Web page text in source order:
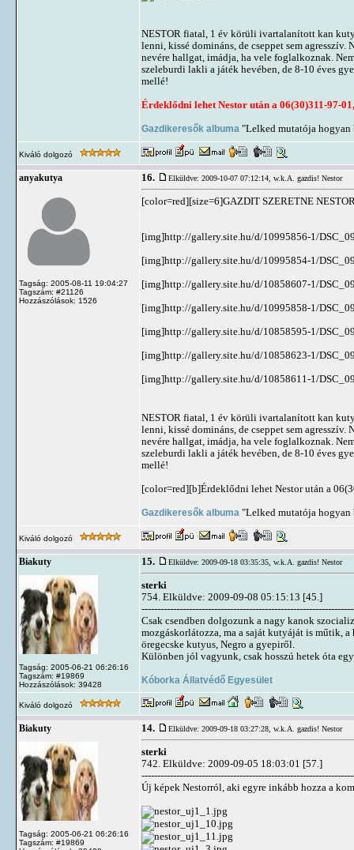
NESTOR fiatal, 1 év körüli ivartalanított kan
lenni, kissé domináns, de cseppet sem
nevére hallgat, imádja, ha vele foglalkoznak.
szeleburdi lakli a játék hevében, de 8-10 éves
mellé!
Érdeklődni lehet Nestor után a 06(30)311-97-
Gazdikeresők albuma "Lelked mutatója
Kiváló dolgozó
anyakutya
Tagság: 2005-08-11 19:04:27
Tagszám: #21126
Hozzászólások: 1526
16. Elküldve: 2009-10-07 07:12:14, w.k.A. gazdis! Nestor
[color=red][size=6]GAZDIT SZERETNE
[img]http://gallery.site.hu/d/10995856-1/
[img]http://gallery.site.hu/d/10995854-1/
[img]http://gallery.site.hu/d/10858607-1/
[img]http://gallery.site.hu/d/10995858-1/
[img]http://gallery.site.hu/d/10858595-1/
[img]http://gallery.site.hu/d/10858623-1/
[img]http://gallery.site.hu/d/10858611-1/
NESTOR fiatal, 1 év körüli ivartalanított kan
lenni, kissé domináns, de cseppet sem
nevére hallgat, imádja, ha vele foglalkoznak.
szeleburdi lakli a játék hevében, de 8-10 éves
mellé!
[color=red][b]Érdeklődni lehet Nestor után a
Gazdikeresők albuma "Lelked mutatója
Kiváló dolgozó
Biakuty
Tagság: 2005-06-21 06:26:16
Tagszám: #19869
Hozzászólások: 39428
15. Elküldve: 2009-09-18 03:35:35, w.k.A. gazdis! Nestor
sterki
754. Elküldve: 2009-09-08 05:15:13 [45.]
Csak csendben dolgozunk a nagy kanok
mozgáskorlátozza, ma a saját kutyáját is műtik,
öregecske kutyus, Negro a gyepiről.
Különben jól vagyunk, csak hosszú hetek óta
Kóborka Állatvédő Egyesület
Kiváló dolgozó
Biakuty
Tagság: 2005-06-21 06:26:16
Tagszám: #19869
14. Elküldve: 2009-09-18 03:27:28, w.k.A. gazdis! Nestor
sterki
742. Elküldve: 2009-09-05 18:03:01 [57.]
Új képek Nestorról, aki egyre inkább hozza a